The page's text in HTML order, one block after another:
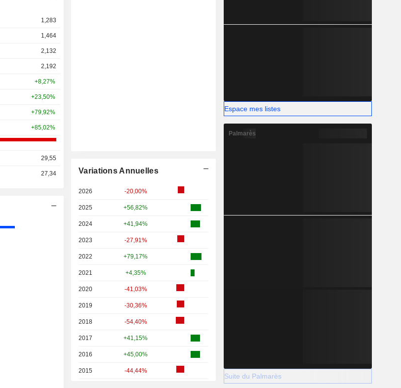
1,283
1,464
2,132
2,192
+8,27%
+23,50%
+79,92%
+85,02%
29,55
27,34 Variations Annuelles
2026 -20,00%
2025 +56,82%
2024 +41,94%
2023 -27,91%
2022 +79,17%
2021 +4,35%
2020 -41,03%
2019 -30,36%
2018 -54,40%
2017 +41,15%
2016 +45,00%
2015 -44,44%
Espace mes listes
Palmarès
Suite du Palmarès